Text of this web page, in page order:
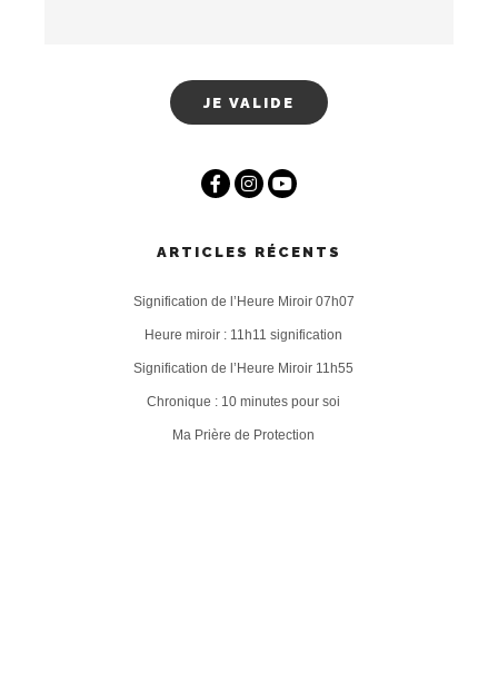
ARTICLES RÉCENTS
Signification de l’Heure Miroir 07h07
Heure miroir : 11h11 signification
Signification de l’Heure Miroir 11h55
Chronique : 10 minutes pour soi
Ma Prière de Protection